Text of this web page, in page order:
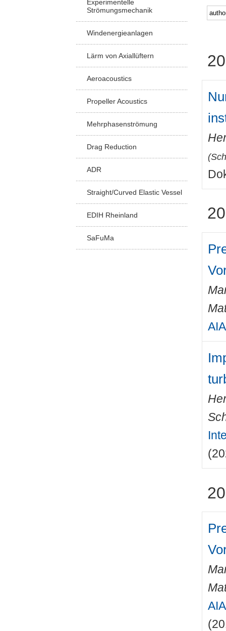
Experimentelle
Strömungsmechanik
Windenergieanlagen
Lärm von Axiallüftern
Aeroacoustics
Propeller Acoustics
Mehrphasenströmung
Drag Reduction
ADR
Straight/Curved Elastic Vessel
EDIH Rheinland
SaFuMa
(